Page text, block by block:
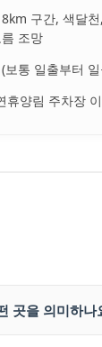
구간, 색달
조망
보통 일출부터
휴양림 주차장
곳을 의미하나